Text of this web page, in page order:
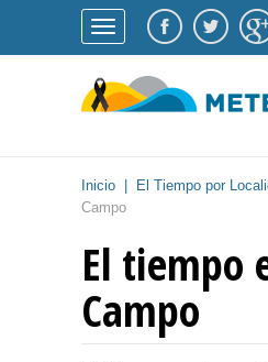
Inicio El Tiempo por
Campo
El tiempo
Campo